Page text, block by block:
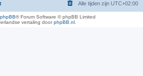
Alle tijden zijn UTC+02:00
phpBB® Forum Software © phpBB Limited
vertaling doorphpBB.nl